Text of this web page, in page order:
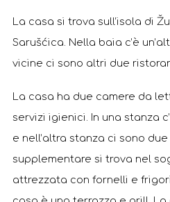
La casa si trova sull’isola di
Sarušćica. Nella baia c’è
vicine ci sono altri due
La casa ha due camere da
servizi igienici. In una stanza
e nell’altra stanza ci sono
supplementare si trova nel
attrezzata con fornelli e